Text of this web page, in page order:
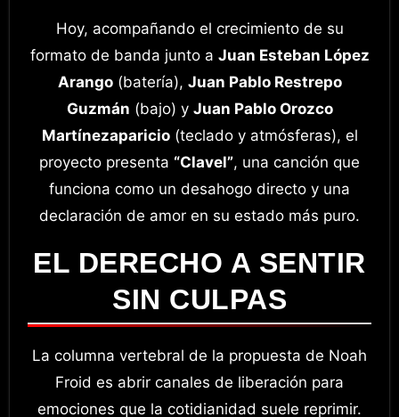
Hoy, acompañando el crecimiento de su
formato de banda junto a Juan Esteban López
Arango(batería), Juan Pablo Restrepo
Guzmán (bajo) y Juan Pablo Orozco
Martínezaparicio(teclado y atmósferas), el
proyecto presenta “Clavel”, una canción que
funciona como un desahogo directo y una
declaración de amor en su estado más puro.
EL DERECHO A SENTIR
SIN CULPAS
La columna vertebral de la propuesta de Noah
Froid es abrir canales de liberación para
emociones que la cotidianidad suele reprimir.